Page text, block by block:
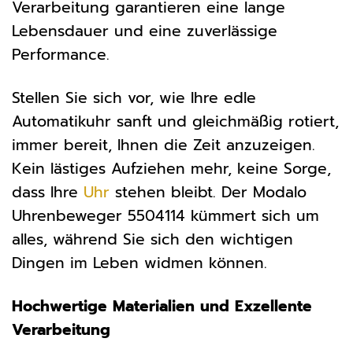
Verarbeitung garantieren eine lange
Lebensdauer und eine zuverlässige
Performance.
Stellen Sie sich vor, wie Ihre edle
Automatikuhr sanft und gleichmäßig rotiert,
immer bereit, Ihnen die Zeit anzuzeigen.
Kein lästiges Aufziehen mehr, keine Sorge,
dass Ihre Uhr stehen bleibt. Der Modalo
Uhrenbeweger 5504114 kümmert sich um
alles, während Sie sich den wichtigen
Dingen im Leben widmen können.
Hochwertige Materialien und Exzellente
Verarbeitung